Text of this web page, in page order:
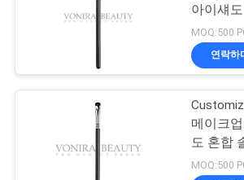
이
합성 메이크업
아이섀
MOQ:500
연락하
메이크
도 혼합
MOQ:500